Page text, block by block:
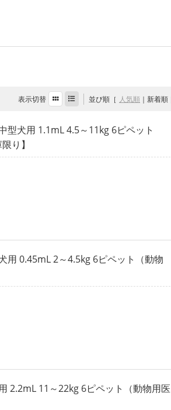
表示切替 並び順 人気順 新着順
型犬用 1.1mL 4.5～11kg 6ピペット
り】
用 0.45mL 2～4.5kg 6ピペット（動物
2.2mL 11～22kg 6ピペット（動物用医